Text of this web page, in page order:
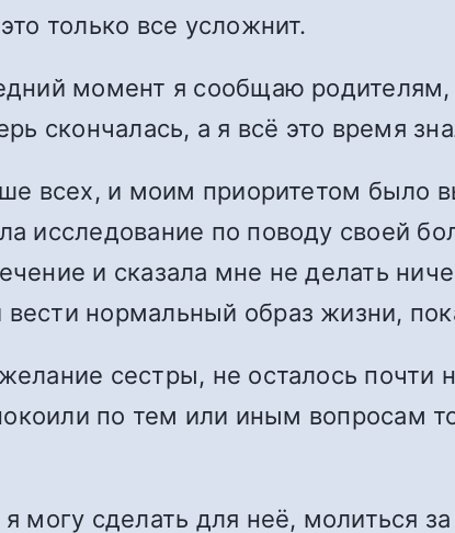
только все усложнит.
момент я сообщаю родителям,
скончалась, а я всё это время
всех, и моим приоритетом было
исследование по поводу своей
и сказала мне не делать
нормальный образ жизни,
сестры, не осталось почти
по тем или иным вопросам
могу сделать для неё, молиться